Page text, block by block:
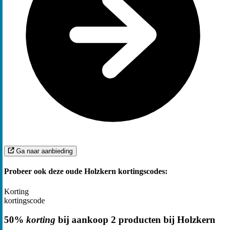
Ga naar aanbieding
Probeer ook deze oude Holzkern kortingscodes:
Korting
kortingscode
50% korting bij aankoop 2 producten bij Holzkern